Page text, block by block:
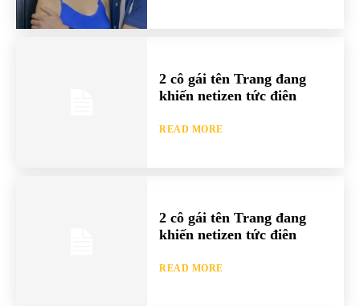
2 cô gái tên Trang đang
khiến netizen tức điên
READ MORE
2 cô gái tên Trang đang
khiến netizen tức điên
READ MORE